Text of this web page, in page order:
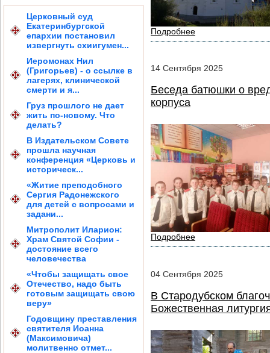
Церковный суд
Екатеринбургской
епархии постановил
извергнуть схиигумен...
Иеромонах Нил
(Григорьев) - о ссылке в
лагерях, клинической
смерти и я...
Груз прошлого не дает
жить по-новому. Что
делать?
В Издательском Совете
прошла научная
конференция «Церковь и
историческ...
«Житие преподобного
Сергия Радонежского
для детей с вопросами и
задани...
Митрополит Иларион:
Храм Святой Софии -
достояние всего
человечества
«Чтобы защищать свое
Отечество, надо быть
готовым защищать свою
веру»
Годовщину преставления
святителя Иоанна
(Максимовича)
молитвенно отмет...
Подробнее
14 Сентября 2025
Беседа батюшки о
корпуса
Подробнее
04 Сентября 2025
В Стародубском
Божественная